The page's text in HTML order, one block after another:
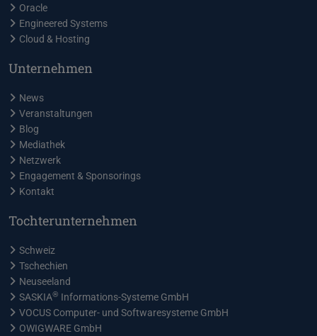
Oracle
Engineered Systems
Cloud & Hosting
Unternehmen
News
Veranstaltungen
Blog
Mediathek
Netzwerk
Engagement & Sponsorings
Kontakt
Tochterunternehmen
Schweiz
Tschechien
Neuseeland
SASKIA® Informations-Systeme GmbH
VOCUS Computer- und Softwaresysteme GmbH
OWIGWARE GmbH